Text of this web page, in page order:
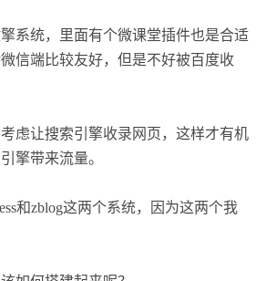
系统，里面有个微课堂插件也是合适
信端比较友好，但是不好被百度收
虑让搜索引擎收录网页，这样才有机
擎带来流量。
和zblog这两个系统，因为这两个我